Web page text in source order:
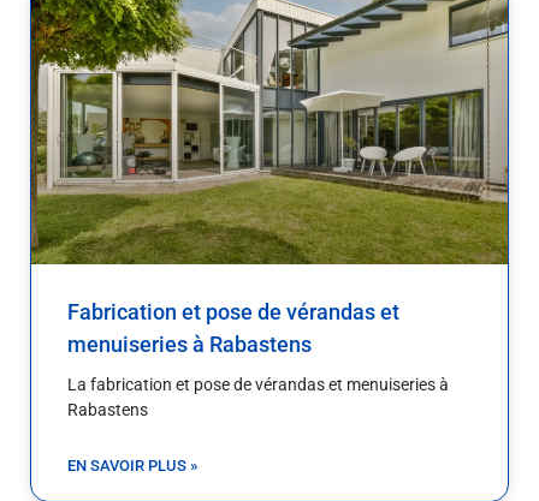
Fabrication et pose de vérandas et
menuiseries à Rabastens
La fabrication et pose de vérandas et menuiseries à
Rabastens
EN SAVOIR PLUS »